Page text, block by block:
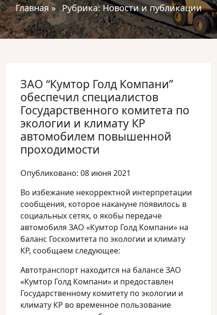
Главная» Рубрика:Новости и публикации
ЗАО “Кумтор Голд Компани”
обеспечил специалистов
Государственного комитета по
экологии и климату КР
автомобилем повышенной
проходимости
Опубликовано: 08 июня 2021
Во избежание некорректной интерпретации
сообщения, которое накануне появилось в
социальных сетях, о якобы передаче
автомобиля ЗАО «Кумтор Голд Компани» на
баланс Госкомитета по экологии и климату
КР, сообщаем следующее:
Автотранспорт находится на балансе ЗАО
«Кумтор Голд Компани» и предоставлен
Государственному комитету по экологии и
климату КР во временное пользование